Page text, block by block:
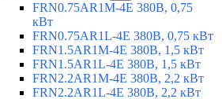
FRN0.75AR1M-4E 380В, 0,75
кВт
FRN0.75AR1L-4E 380В, 0,75 кВт
FRN1.5AR1M-4E 380В, 1,5 кВт
FRN1.5AR1L-4E 380В, 1,5 кВт
FRN2.2AR1M-4E 380В, 2,2 кВт
FRN2.2AR1L-4E 380В, 2,2 кВт